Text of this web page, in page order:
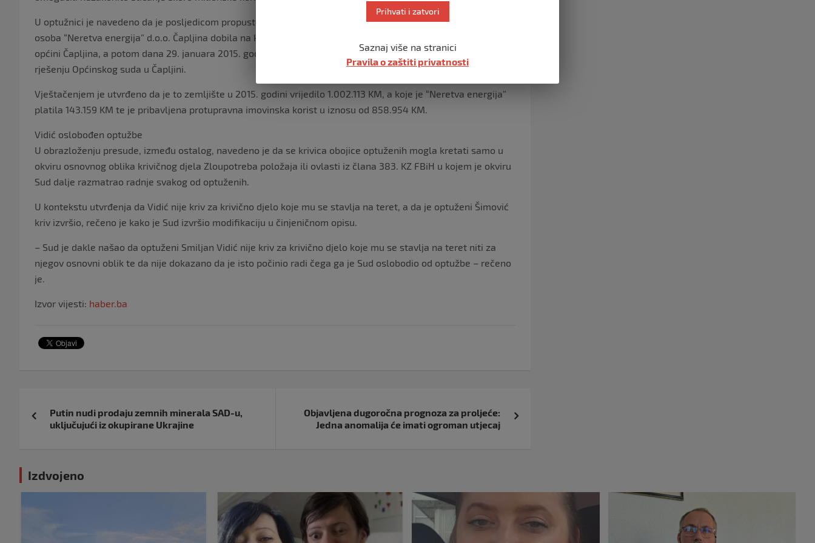
U optužnici je navedeno da je posljedicom propusta Smiljana Vidića i Darke Šimovića, neregistrovana pravna
osoba “Neretva energija” d.o.o. Čapljina dobila na korištenje zemljište površine 143.159 metara kvadratnih u
općini Čapljina, a potom dana 29. januara 2015. godine postala i vlasnik dodijeljenog zemljišta, prema
rješenju Općinskog suda u Čapljini.
Vještačenjem je utvrđeno da je to zemljište u 2015. godini vrijedilo 1.002.113 KM, a koje je “Neretva energija”
platila 143.159 KM te je pribavljena protupravna imovinska korist u iznosu od 858.954 KM.
Vidić oslobođen optužbe
U obrazloženju presude, između ostalog, navedeno je da se krivica obojice optuženih mogla kretati samo u
okviru osnovnog oblika krivičnog djela Zloupotreba položaja ili ovlasti iz člana 383. KZ FBiH u kojem je okviru
Sud dalje razmatrao radnje svakog od optuženih.
U kontekstu utvrđenja da Vidić nije kriv za krivično djelo koje mu se stavlja na teret, a da je optuženi Šimović
kriv izvršio, rečeno je kako je Sud izvršio modifikaciju u činjeničnom opisu.
– Sud je dakle našao da optuženi Smiljan Vidić nije kriv za krivično djelo koje mu se stavlja na teret niti za
njegov osnovni oblik te da nije dokazano da je isto počinio radi čega ga je Sud oslobodio od optužbe – rečeno
je.
Izvor vijesti: haber.ba
objava
Putin nudi prodaju zemnih minerala SAD-u,
uključujući iz okupirane Ukrajine
Objavljena dugoročna prognoza za proljeće:
Jedna anomalija će imati ogroman utjecaj
Izdvojeno
Prihvati i zatvori
Saznaj više na stranici
Pravila o zaštiti privatnosti